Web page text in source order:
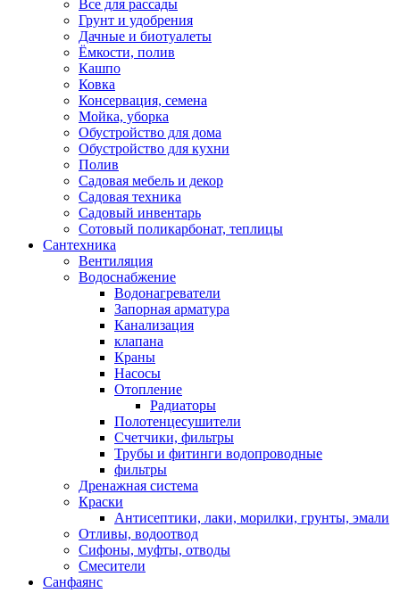
Все для рассады
Грунт и удобрения
Дачные и биотуалеты
Ёмкости, полив
Кашпо
Ковка
Консервация, семена
Мойка, уборка
Обустройство для дома
Обустройство для кухни
Полив
Садовая мебель и декор
Садовая техника
Садовый инвентарь
Сотовый поликарбонат, теплицы
Сантехника
Вентиляция
Водоснабжение
Водонагреватели
Запорная арматура
Канализация
клапана
Краны
Насосы
Отопление
Радиаторы
Полотенцесушители
Счетчики, фильтры
Трубы и фитинги водопроводные
фильтры
Дренажная система
Краски
Антисептики, лаки, морилки, грунты, эмали
Отливы, водоотвод
Сифоны, муфты, отводы
Смесители
Санфаянс